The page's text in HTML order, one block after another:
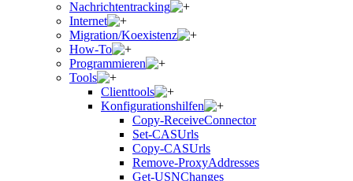
Nachrichtentracking
Internet
Migration/Koexistenz
How-To
Programmieren
Tools
Clienttools
Konfigurationshilfen
Copy-ReceiveConnector
Set-CASUrls
Copy-CASUrls
Remove-ProxyAddresses
Get-USNChanges